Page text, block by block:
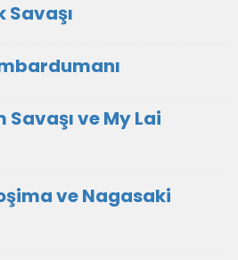
Savaşı ve My Lai
ve Nagasaki